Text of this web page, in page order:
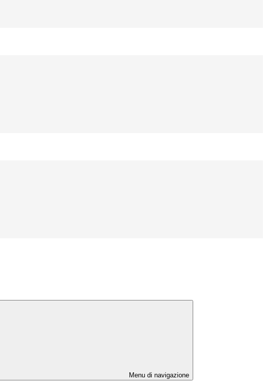
Menu di navigazione